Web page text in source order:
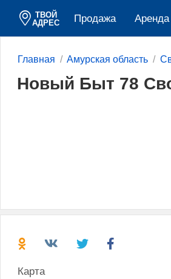
ТВОЙ
АДРЕС
Продажа Аренда
Главная Амурская область
Новый Быт 78
Карта